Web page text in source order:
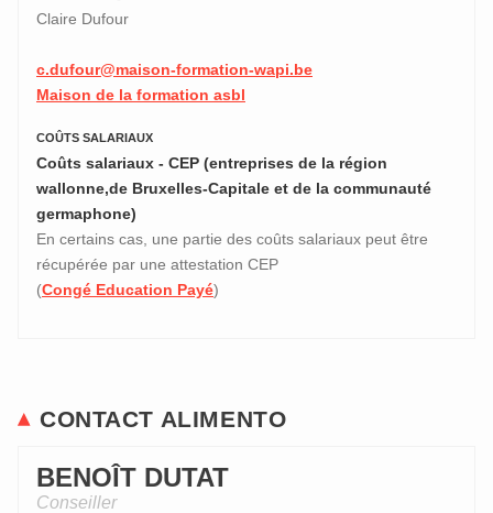
Claire Dufour
c.dufour@maison-formation-wapi.be
Maison de la formation asbl
COÛTS SALARIAUX
Coûts salariaux - CEP (entreprises de la région
wallonne,de Bruxelles-Capitale et de la communauté
germaphone)
En certains cas, une partie des coûts salariaux peut être
récupérée par une attestation CEP
(Congé Education Payé)
CONTACT ALIMENTO
BENOÎT DUTAT
Conseiller